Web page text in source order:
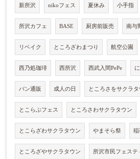
新所沢 nikoフェス 夏休み 小手指
所沢カフェ BASE 厨房前販売 南与
リベイク ところざわまつり 航空公園
西乃処珈琲 西所沢 西武入間PePe
パン通販 成人の日 ところさをサクラタ
とこらぶフェス ところさわサクラタウン
とこらざわサクラタウン やまそら祭 稲
ところざやサクラタウン 所沢市民フェステ